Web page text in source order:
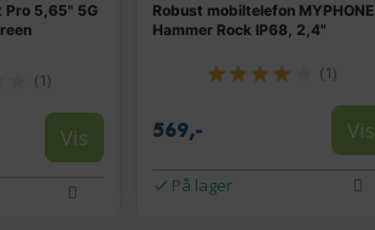
Pro 5,65" 5G
(1)
Vis
Robust mobiltelefon MYPHONE
Hammer Rock IP68, 2,4"
(1)
569,- Vis
På lager